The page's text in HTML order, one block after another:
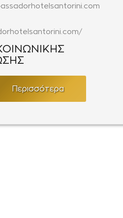
Περισσότερα